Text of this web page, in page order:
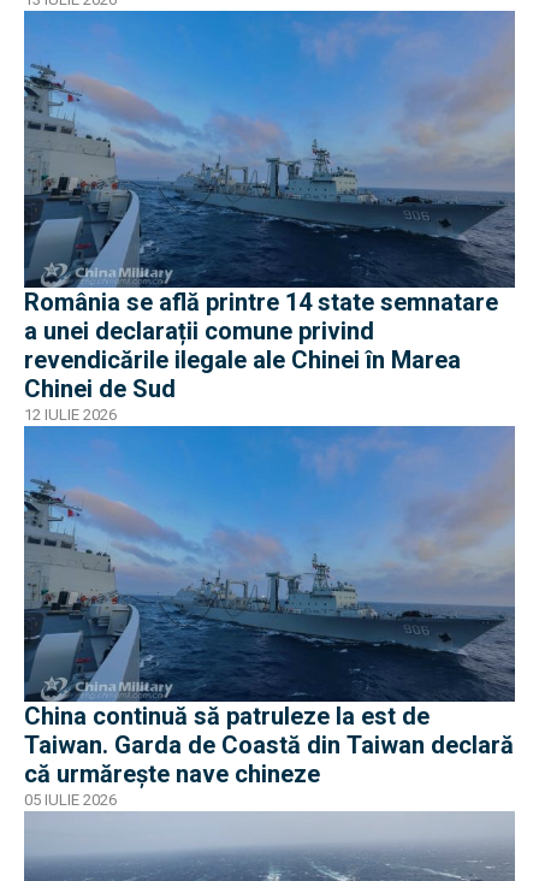
România se află printre 14 state semnatare
a unei declarații comune privind
revendicările ilegale ale Chinei în Marea
Chinei de Sud
12 IULIE 2026
China continuă să patruleze la est de
Taiwan. Garda de Coastă din Taiwan declară
că urmărește nave chineze
05 IULIE 2026